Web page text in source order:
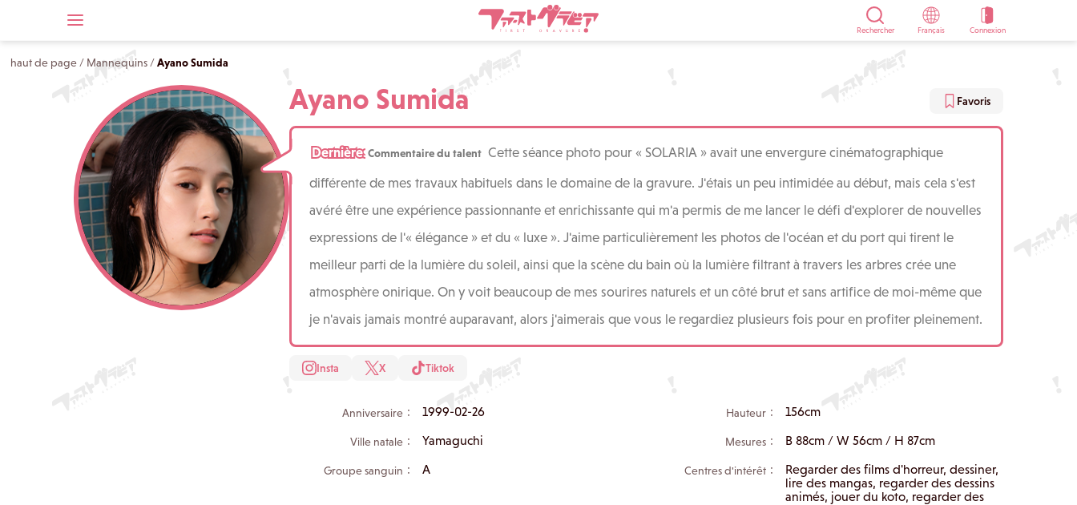
Rechercher Français Connexion
haut de page / Mannequins /Ayano Sumida
Ayano Sumida Favoris
Dernières nouvelles
Commentaire du talent Cette séance photo pour « SOLARIA » avait une envergure cinématographique
différente de mes travaux habituels dans le domaine de la gravure. J'étais un peu intimidée au début, mais cela s'est
avéré être une expérience passionnante et enrichissante qui m'a permis de me lancer le défi d'explorer de nouvelles
expressions de l'« élégance » et du « luxe ». J'aime particulièrement les photos de l'océan et du port qui tirent le
meilleur parti de la lumière du soleil, ainsi que la scène du bain où la lumière filtrant à travers les arbres crée une
atmosphère onirique. On y voit beaucoup de mes sourires naturels et un côté brut et sans artifice de moi-même que
je n'avais jamais montré auparavant, alors j'aimerais que vous le regardiez plusieurs fois pour en profiter pleinement.
Insta X Tiktok
Anniversaire： 1999-02-26 Hauteur： 156cm
Ville natale： Yamaguchi Mesures： B 88cm / W 56cm / H 87cm
Groupe sanguin： A Centres d'intérêt：
Regarder des films d'horreur, dessiner,
lire des mangas, regarder des dessins
animés, jouer du koto, regarder des